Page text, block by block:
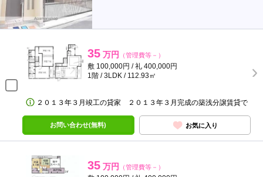
35 万円 （管理費等－）
敷 100,000円 / 礼 400,000円
1階 / 3LDK / 112.93㎡
２０１３年３月竣工の貸家 ２０１３年３月完成の築浅分譲賃貸で
お問い合わせ(無料) お気に入り
35 万円 （管理費等－）